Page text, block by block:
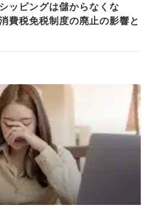
ッピングは儲からなくな
費税免税制度の廃止の影響と